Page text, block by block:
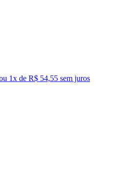
1x de R$ 54,55 sem juros